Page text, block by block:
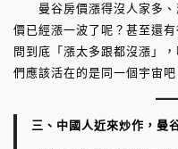
曼谷房價漲得沒人家多、
價已經漲一波了呢？甚至還
問到底「漲太多跟都沒漲」
們應該活在的是同一個宇宙吧
三、中國人近來炒作，曼